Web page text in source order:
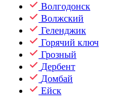
Волгодонск
Волжский
Геленджик
Горячий ключ
Грозный
Дербент
Домбай
Ейск